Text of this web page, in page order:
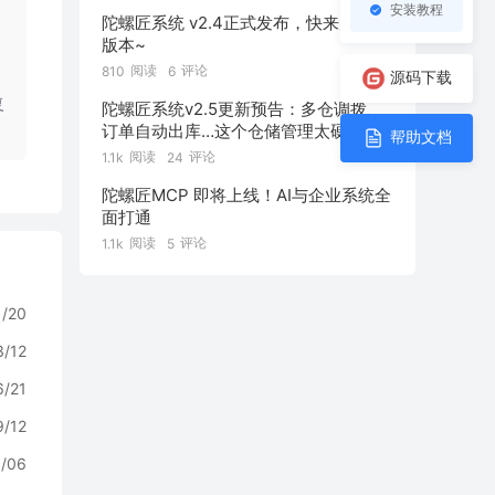
20
12
21
12
06
陀螺匠系统 v2.4正式发布，快来升级新
版本~
810 阅读 6 评论
陀螺匠系统v2.5更新预告：多仓调拨、
订单自动出库…这个仓储管理太硬核
了！
1.1k 阅读 24 评论
陀螺匠MCP 即将上线！AI与企业系统全
面打通
1.1k 阅读 5 评论
安装教程
源码下载
帮助文档